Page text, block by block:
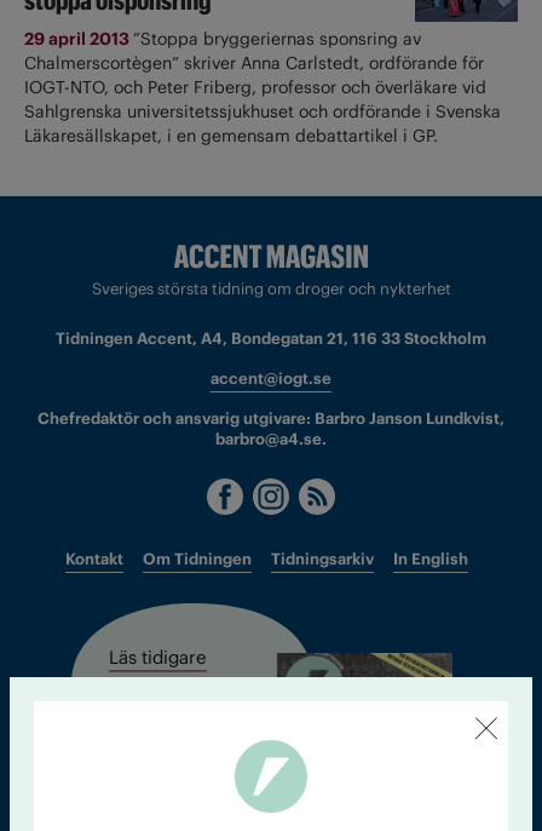
29 april 2013 ”Stoppa bryggeriernas sponsring av
Chalmerscortègen” skriver Anna Carlstedt, ordförande för
IOGT-NTO, och Peter Friberg, professor och överläkare vid
Sahlgrenska universitetssjukhuset och ordförande i Svenska
Läkaresällskapet, i en gemensam debattartikel i GP.
Sveriges största tidning om droger och nykterhet
Tidningen Accent, A4, Bondegatan 21, 116 33 Stockholm
accent@iogt.se
Chefredaktör och ansvarig utgivare: Barbro Janson Lundkvist,
barbro@a4.se.
Kontakt Om Tidningen Tidningsarkiv In English
Läs tidigare